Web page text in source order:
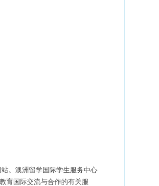
。澳洲留学国际学生服务中心
育国际交流与合作的有关服